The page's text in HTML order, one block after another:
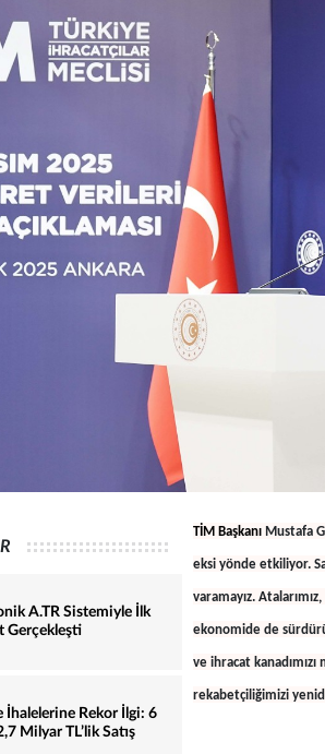
A.TR Sistemiyle İlk
Gerçekleşti
İhalelerine Rekor İlgi: 6
Milyar TL’lik Satış
TİM Başkanı Mustafa
eksi yönde etkiliyor.
varamayız.
ekonomide de
ve ihracat
rekabetçiliğimizi